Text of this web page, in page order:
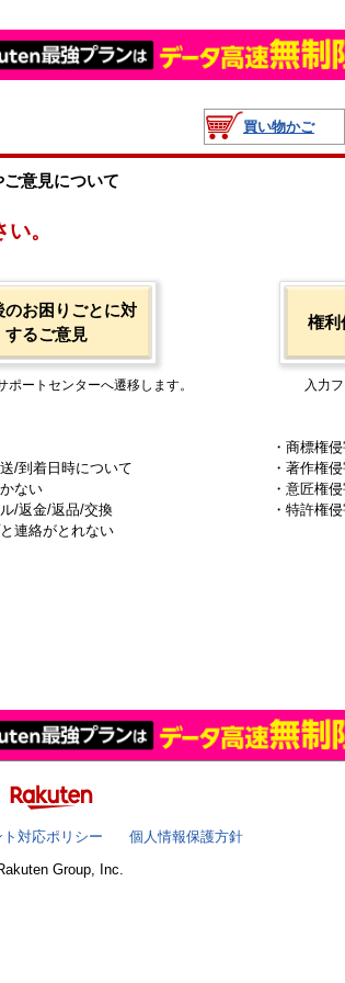
買い物かご
意見について
。
のお困りごとに対
するご意見
ポートセンターへ遷移します。
/到着日時について
ない
/返金/返品/交換
連絡がとれない
権利
入力
・商標権
・著作権
・意匠権
・特許権
対応ポリシー
個人情報保護方針
Group, Inc.